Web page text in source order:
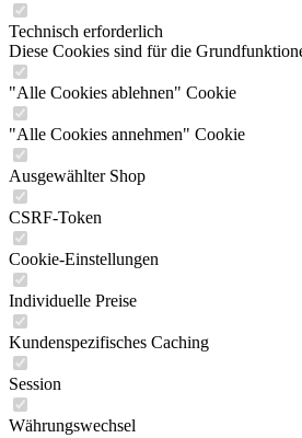
Technisch erforderlich
Diese Cookies sind für die
"Alle Cookies ablehnen" Cookie
"Alle Cookies annehmen" Cookie
Ausgewählter Shop
CSRF-Token
Cookie-Einstellungen
Individuelle Preise
Kundenspezifisches Caching
Session
Währungswechsel